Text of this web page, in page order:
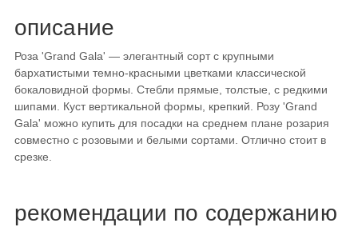
описание
Роза 'Grand Gala' — элегантный сорт с крупными
бархатистыми темно-красными цветками классической
бокаловидной формы. Стебли прямые, толстые, с редкими
шипами. Куст вертикальной формы, крепкий. Розу 'Grand
Gala' можно купить для посадки на среднем плане розария
совместно с розовыми и белыми сортами. Отлично стоит в
срезке.
рекомендации по содержанию